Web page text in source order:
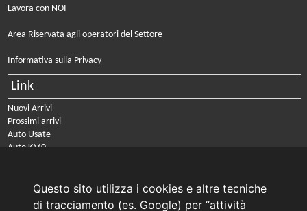
Questo sito utilizza i cookies e altre tecniche
di tracciamento (es. Google) per “attività
Lavora con NOI
Area Riservata agli operatori del Settore
Informativa sulla Privacy
Link
Nuovi Arrivi
Prossimi arrivi
Auto Usate
Auto KM0
PRENOTA IL TUO INTERVENTO DI OFFICINA